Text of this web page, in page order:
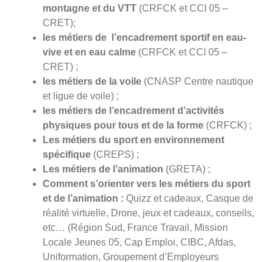
montagne et du VTT (CRFCK et CCI 05 –
CRET);
les métiers de l’encadrement sportif en eau-
vive et en eau calme (CRFCK et CCI 05 –
CRET) ;
les métiers de la voile (CNASP Centre nautique
et ligue de voile) ;
les métiers de l’encadrement d’activités
physiques pour tous et de la forme (CRFCK) ;
Les métiers du sport en environnement
spécifique (CREPS) ;
Les métiers de l’animation (GRETA) ;
Comment s’orienter vers les métiers du sport
et de l’animation : Quizz et cadeaux, Casque de
réalité virtuelle, Drone, jeux et cadeaux, conseils,
etc… (Région Sud, France Travail, Mission
Locale Jeunes 05, Cap Emploi, CIBC, Afdas,
Uniformation, Groupement d’Employeurs